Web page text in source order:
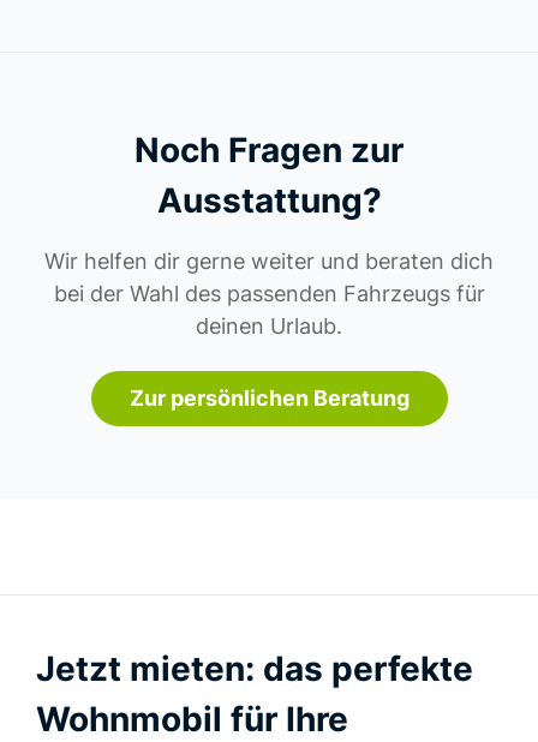
Noch Fragen zur
Ausstattung?
Wir helfen dir gerne weiter und beraten dich
bei der Wahl des passenden Fahrzeugs für
deinen Urlaub.
Zur persönlichen Beratung
Jetzt mieten: das perfekte
Wohnmobil für Ihre